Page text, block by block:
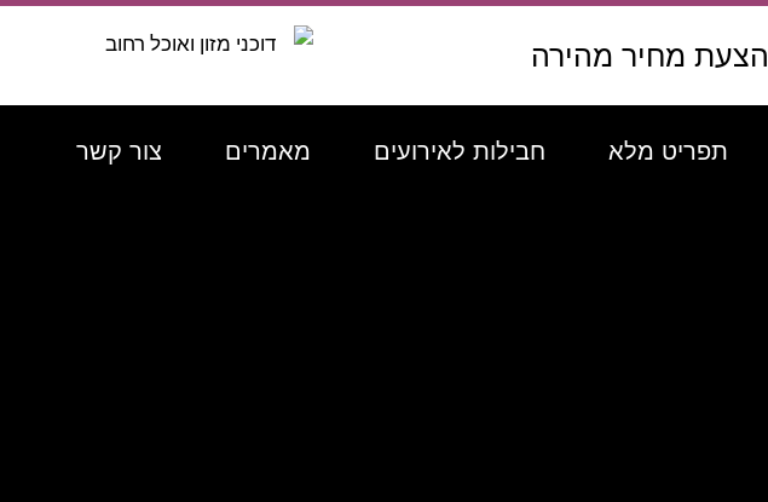
הצעת מחיר מהירה
תפריט מלא חבילות לאירועים מאמרים צור קשר